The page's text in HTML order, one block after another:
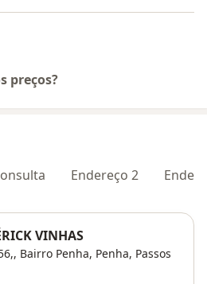
preços?
Endereço 2
VINHAS
Bairro Penha, Penha, Passos